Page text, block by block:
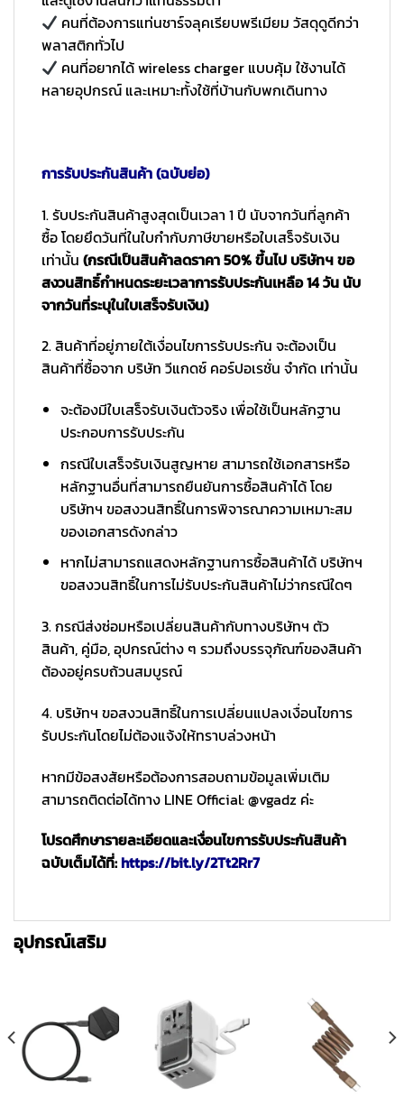
คนที่ต้องการแท่นชาร์จลุคเรียบพรีเมียม วัสดุดูดีกว่า
พลาสติกทั่วไป
คนที่อยากได้ wireless charger แบบคุ้ม ใช้งานได้
หลายอุปกรณ์ และเหมาะทั้งใช้ที่บ้านกับพกเดินทาง
การรับประกันสินค้า (ฉบับย่อ)
1. รับประกันสินค้าสูงสุดเป็นเวลา 1 ปี นับจากวันที่ลูกค้า
ซื้อ โดยยึดวันที่ในใบกำกับภาษีขายหรือใบเสร็จรับเงิน
เท่านั้น (กรณีเป็นสินค้าลดราคา 50% ขึ้นไป บริษัทฯ ขอ
สงวนสิทธิ์กำหนดระยะเวลาการรับประกันเหลือ 14 วัน นับ
จากวันที่ระบุในใบเสร็จรับเงิน)
2. สินค้าที่อยู่ภายใต้เงื่อนไขการรับประกัน จะต้องเป็น
สินค้าที่ซื้อจาก บริษัท วีแกดซ์ คอร์ปอเรชั่น จำกัด เท่านั้น
จะต้องมีใบเสร็จรับเงินตัวจริง เพื่อใช้เป็นหลักฐาน
ประกอบการรับประกัน
กรณีใบเสร็จรับเงินสูญหาย สามารถใช้เอกสารหรือ
หลักฐานอื่นที่สามารถยืนยันการซื้อสินค้าได้ โดย
บริษัทฯ ขอสงวนสิทธิ์ในการพิจารณาความเหมาะสม
ของเอกสารดังกล่าว
หากไม่สามารถแสดงหลักฐานการซื้อสินค้าได้ บริษัทฯ
ขอสงวนสิทธิ์ในการไม่รับประกันสินค้าไม่ว่ากรณีใดๆ
3. กรณีส่งซ่อมหรือเปลี่ยนสินค้ากับทางบริษัทฯ ตัว
สินค้า, คู่มือ, อุปกรณ์ต่าง ๆ รวมถึงบรรจุภัณฑ์ของสินค้า
ต้องอยู่ครบถ้วนสมบูรณ์
4. บริษัทฯ ขอสงวนสิทธิ์ในการเปลี่ยนแปลงเงื่อนไขการ
รับประกันโดยไม่ต้องแจ้งให้ทราบล่วงหน้า
หากมีข้อสงสัยหรือต้องการสอบถามข้อมูลเพิ่มเติม
สามารถติดต่อได้ทาง LINE Official: @vgadz ค่ะ
โปรดศึกษารายละเอียดและเงื่อนไขการรับประกันสินค้า
ฉบับเต็มได้ที่:https://bit.ly/2Tt2Rr7
อุปกรณ์เสริม